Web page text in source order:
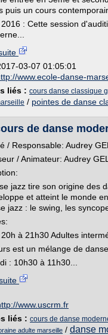
puis un cours
: Cette session
03-07 01:05:01
www.ecole-danse-
liés : cours danse classique
/ pointes de danse
de danse
/ Responsable: Audrey
/ Animateur: Audrey
jazz tire son origine des
et atteint le monde
jazz : le swing, les
à 21h30 Adultes
est un mélange de
: 10h30 à 11h30...
www.uscrm.fr
liés : cours de danse
adulte marseille / danse